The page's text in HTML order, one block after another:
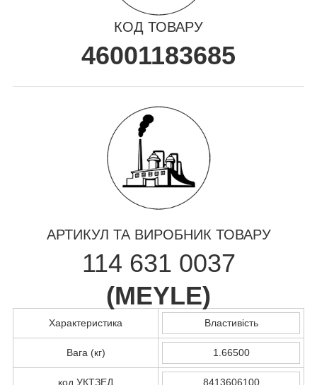
КОД ТОВАРУ
46001183685
АРТИКУЛ ТА ВИРОБНИК ТОВАРУ
114 631 0037
(MEYLE)
Характеристика Властивість
Вага (кг) 1.66500
код УКТЗЕД 8413606100